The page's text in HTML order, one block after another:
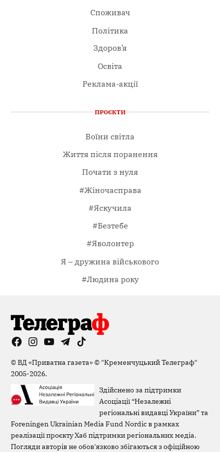
Споживач
Політика
Здоров’я
Освіта
Реклама-акції
ПРОЄКТИ
Воїни світла
Життя після поранення
Почати з нуля
#Жіночасправа
#Яскучила
#Безтебе
#Яволонтер
Я – дружина військового
#Людина року
FacebookInstagram
YouTubeTelegramTikTok
©ВД «Приватна газета»© "Кременчуцький Телеграф"
2005-2026.
Здійснено за підтримки
Асоціації “Незалежні
регіональні видавці України” та
Foreningen Ukrainian Media Fund Nordic в рамках
реалізації проєкту Хаб підтримки регіональних медіа.
Погляди авторів не обов'язково збігаються з офіційною